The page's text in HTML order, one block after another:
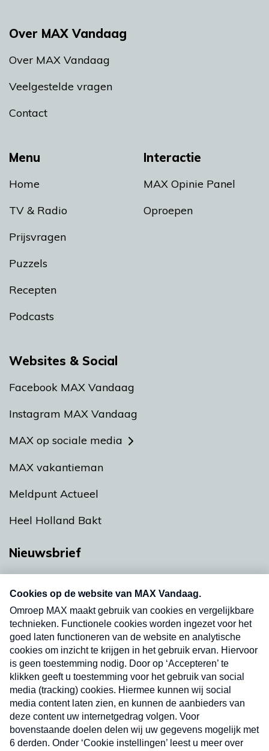
Menu
Home
TV & Radio
Prijsvragen
Puzzels
Recepten
Podcasts
Interactie
MAX Opinie Panel
Oproepen
Over MAX Vandaag
Over MAX Vandaag
Veelgestelde vragen
Contact
Websites & Social
Facebook MAX Vandaag
Instagram MAX Vandaag
MAX op sociale media
MAX vakantieman
Meldpunt Actueel
Heel Holland Bakt
Nieuwsbrief
nieuwsbrief. Elke vrijdag- en dinsdagochtend in
uw mailbox.
Verzend